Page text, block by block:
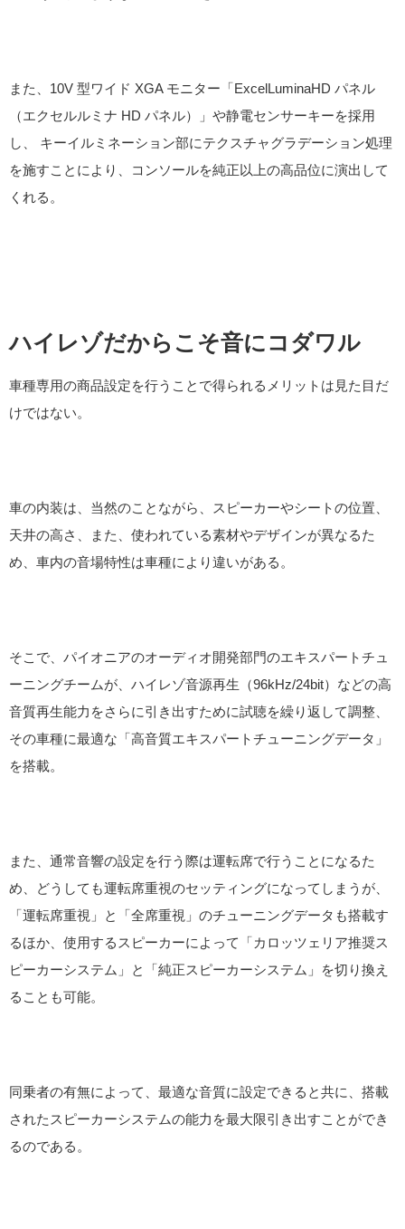
また、10V 型ワイド XGA モニター「ExcelLuminaHD パネル
（エクセルルミナ HD パネル）」や静電センサーキーを採用
し、 キーイルミネーション部にテクスチャグラデーション処理
を施すことにより、コンソールを純正以上の高品位に演出して
くれる。
ハイレゾだからこそ音にコダワル
車種専用の商品設定を行うことで得られるメリットは見た目だ
けではない。
車の内装は、当然のことながら、スピーカーやシートの位置、
天井の高さ、また、使われている素材やデザインが異なるた
め、車内の音場特性は車種により違いがある。
そこで、パイオニアのオーディオ開発部門のエキスパートチュ
ーニングチームが、ハイレゾ音源再生（96kHz/24bit）などの高
音質再生能力をさらに引き出すために試聴を繰り返して調整、
その車種に最適な「高音質エキスパートチューニングデータ」
を搭載。
また、通常音響の設定を行う際は運転席で行うことになるた
め、どうしても運転席重視のセッティングになってしまうが、
「運転席重視」と「全席重視」のチューニングデータも搭載す
るほか、使用するスピーカーによって「カロッツェリア推奨ス
ピーカーシステム」と「純正スピーカーシステム」を切り換え
ることも可能。
同乗者の有無によって、最適な音質に設定できると共に、搭載
されたスピーカーシステムの能力を最大限引き出すことができ
るのである。